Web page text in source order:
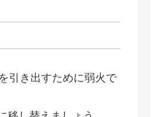
引き出すために弱火で